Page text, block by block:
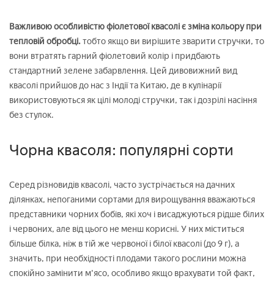
Важливою особливістю фіолетової квасолі є зміна кольору при
тепловій обробці.тобто якщо ви вирішите зварити стручки, то
вони втратять гарний фіолетовий колір і придбають
стандартний зелене забарвлення. Цей дивовижний вид
квасолі прийшов до нас з Індії та Китаю, де в кулінарії
використовуються як цілі молоді стручки, так і дозрілі насіння
без стулок.
Чорна квасоля: популярні сорти
Серед різновидів квасолі, часто зустрічається на дачних
ділянках, непоганими сортами для вирощування вважаються
представники чорних бобів, які хоч і висаджуються рідше білих
і червоних, але від цього не менш корисні. У них міститься
більше білка, ніж в тій же червоної і білої квасолі (до 9 г), а
значить, при необхідності плодами такого рослини можна
спокійно замінити м'ясо, особливо якщо врахувати той факт,